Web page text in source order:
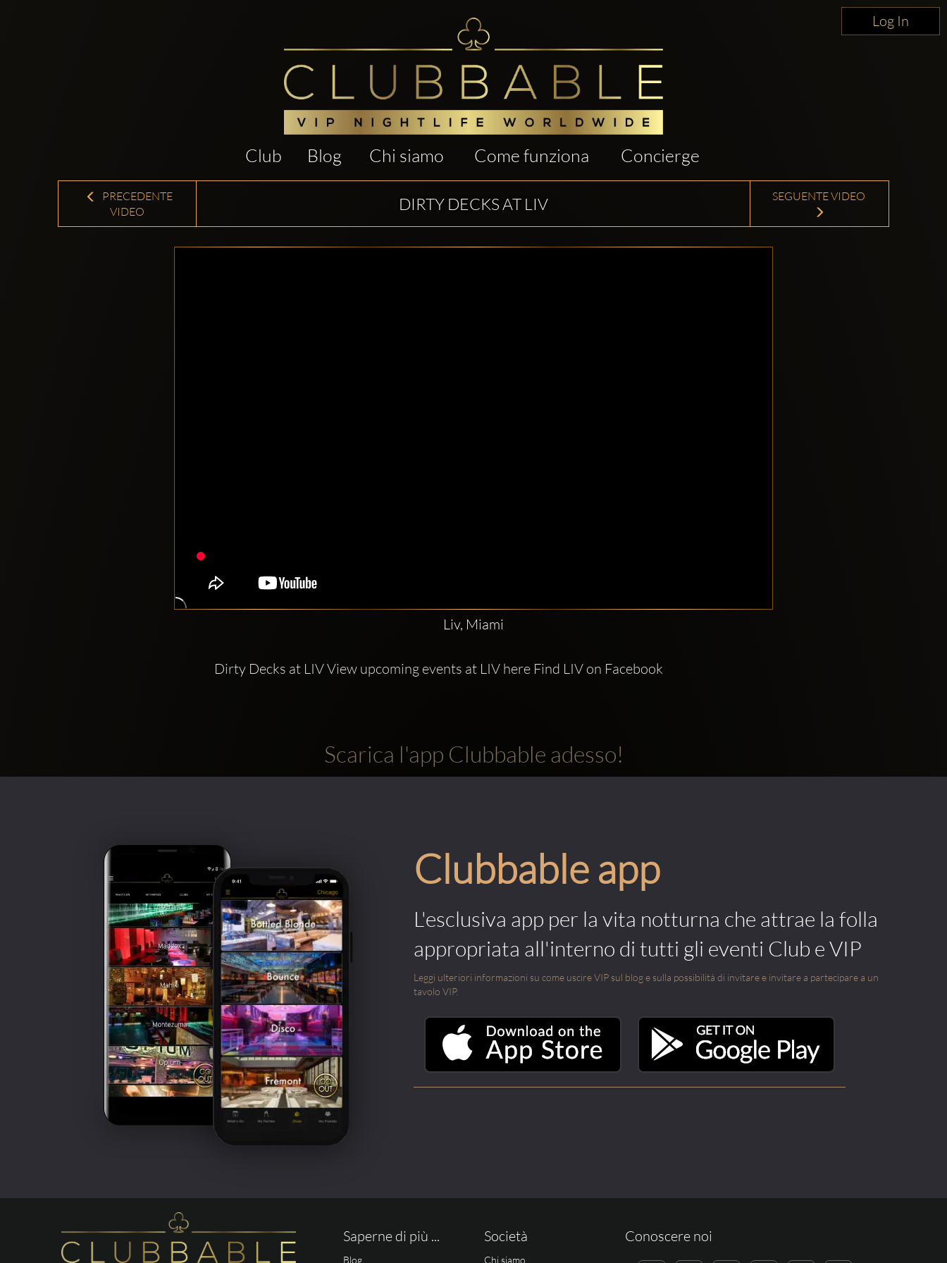
Log In
Club Blog Chi siamo Come funziona Concierge
PRECEDENTE
VIDEO
DIRTY DECKS AT LIV SEGUENTE VIDEO
Liv, Miami
Dirty Decks at LIV View upcoming events at LIV here Find LIV on Facebook
Scarica l'app Clubbable adesso!
Clubbable app
L'esclusiva app per la vita notturna che attrae la folla
appropriata all'interno di tutti gli eventi Club e VIP
Leggi ulteriori informazioni su come uscire VIP sul blog e sulla possibilità di invitare e invitare a partecipare a un
tavolo VIP.
Saperne di più ...
Blog
Società
Chi siamo
Conoscere noi